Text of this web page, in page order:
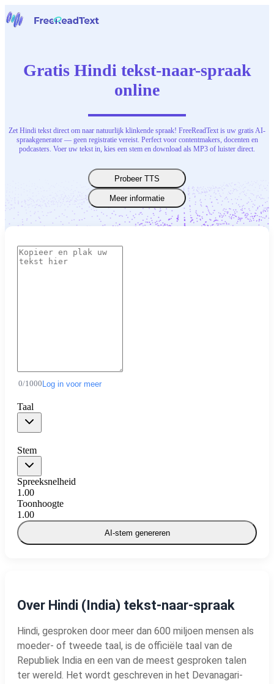
Gereedschap
Nederlands
Gratis Hindi tekst-naar-spraak
online
Zet Hindi tekst direct om naar natuurlijk klinkende spraak! FreeReadText is uw gratis AI-
spraakgenerator — geen registratie vereist. Perfect voor contentmakers, docenten en
podcasters. Voer uw tekst in, kies een stem en download als MP3 of luister direct.
Probeer TTS
Meer informatie
0/1000 Log in voor meer
Taal
Stem
Spreeksnelheid
1.00
Toonhoogte
1.00
AI-stem genereren
Over Hindi (India) tekst-naar-spraak
Hindi, gesproken door meer dan 600 miljoen mensen als
moeder- of tweede taal, is de officiële taal van de
Republiek India en een van de meest gesproken talen
ter wereld. Het wordt geschreven in het Devanagari-